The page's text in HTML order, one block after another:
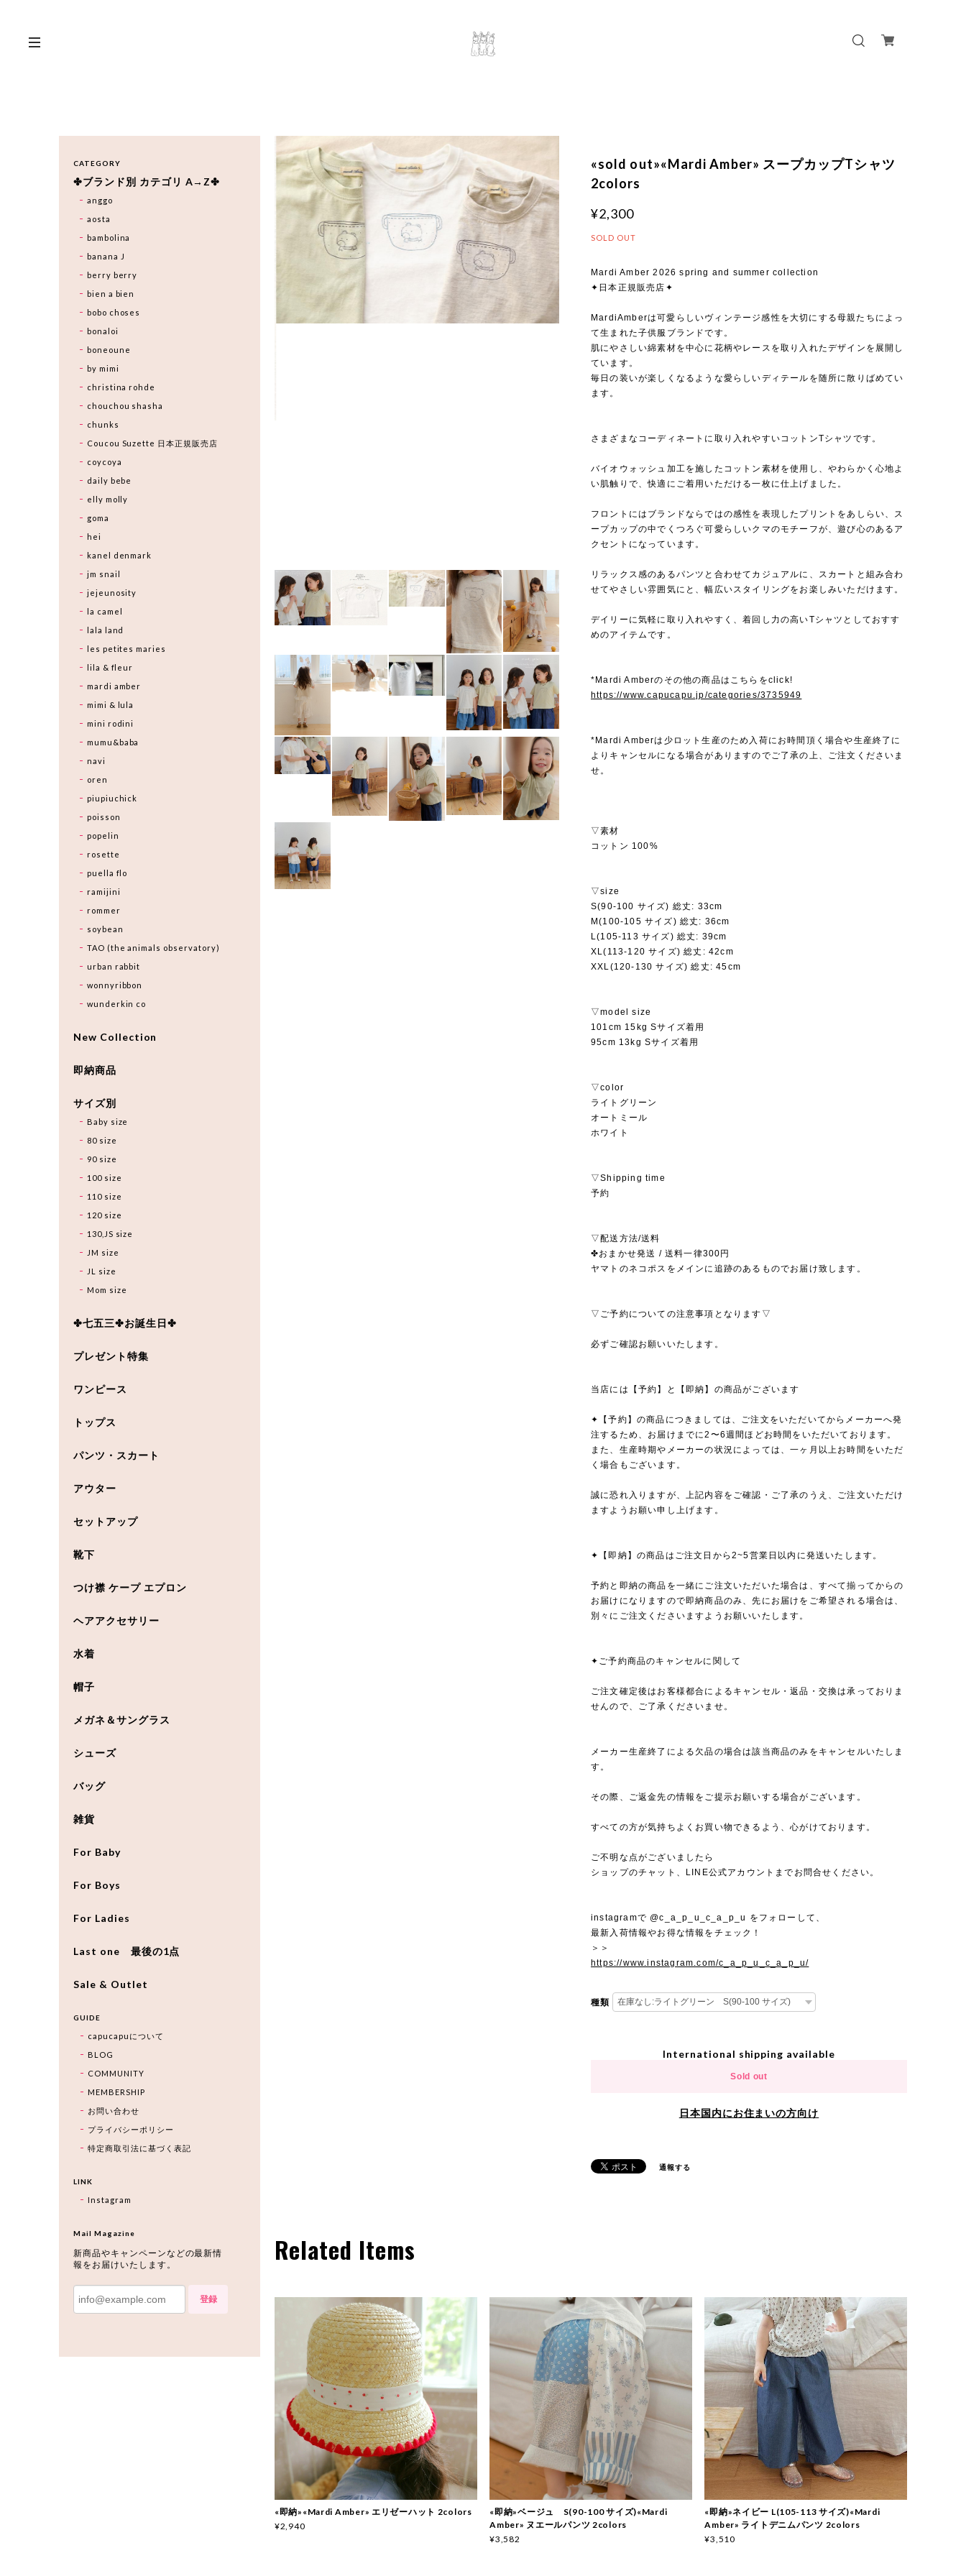
«sold out»«Mardi Amber» スープカップTシャツ
2colors
¥2,300
SOLD OUT
Mardi Amber 2026 spring and summer collection
✦日本正規販売店✦
MardiAmberは可愛らしいヴィンテージ感性を大切にする母親たちによっ
て生まれた子供服ブランドです。
肌にやさしい綿素材を中心に花柄やレースを取り入れたデザインを展開し
ています。
毎日の装いが楽しくなるような愛らしいディテールを随所に散りばめてい
ます。
さまざまなコーディネートに取り入れやすいコットンTシャツです。
バイオウォッシュ加工を施したコットン素材を使用し、やわらかく心地よ
い肌触りで、快適にご着用いただける一枚に仕上げました。
フロントにはブランドならではの感性を表現したプリントをあしらい、ス
ープカップの中でくつろぐ可愛らしいクマのモチーフが、遊び心のあるア
クセントになっています。
リラックス感のあるパンツと合わせてカジュアルに、スカートと組み合わ
せてやさしい雰囲気にと、幅広いスタイリングをお楽しみいただけます。
デイリーに気軽に取り入れやすく、着回し力の高いTシャツとしておすす
めのアイテムです。
*Mardi Amberのその他の商品はこちらをclick!
https://www.capucapu.jp/categories/3735949
*Mardi Amberは少ロット生産のため入荷にお時間頂く場合や生産終了に
よりキャンセルになる場合がありますのでご了承の上、ご注文くださいま
せ。
▽素材
コットン 100%
▽size
S(90-100 サイズ) 総丈: 33cm
M(100-105 サイズ) 総丈: 36cm
L(105-113 サイズ) 総丈: 39cm
XL(113-120 サイズ) 総丈: 42cm
XXL(120-130 サイズ) 総丈: 45cm
▽model size
101cm 15kg Sサイズ着用
95cm 13kg Sサイズ着用
▽color
ライトグリーン
オートミール
ホワイト
▽Shipping time
予約
▽配送方法/送料
✤おまかせ発送 / 送料一律300円
ヤマトのネコポスをメインに追跡のあるものでお届け致します。
▽ご予約についての注意事項となります▽
必ずご確認お願いいたします。
当店には【予約】と【即納】の商品がございます
✦【予約】の商品につきましては、ご注文をいただいてからメーカーへ発
注するため、お届けまでに2〜6週間ほどお時間をいただいております。
また、生産時期やメーカーの状況によっては、一ヶ月以上お時間をいただ
く場合もございます。
誠に恐れ入りますが、上記内容をご確認・ご了承のうえ、ご注文いただけ
ますようお願い申し上げます。
✦【即納】の商品はご注文日から2~5営業日以内に発送いたします。
予約と即納の商品を一緒にご注文いただいた場合は、すべて揃ってからの
お届けになりますので即納商品のみ、先にお届けをご希望される場合は、
別々にご注文くださいますようお願いいたします。
✦ご予約商品のキャンセルに関して
ご注文確定後はお客様都合によるキャンセル・返品・交換は承っておりま
せんので、ご了承くださいませ。
メーカー生産終了による欠品の場合は該当商品のみをキャンセルいたしま
す。
その際、ご返金先の情報をご提示お願いする場合がございます。
すべての方が気持ちよくお買い物できるよう、心がけております。
ご不明な点がございましたら
ショップのチャット、LINE公式アカウントまでお問合せください。
instagramで @c_a_p_u_c_a_p_u をフォローして、
最新入荷情報やお得な情報をチェック！
＞＞
https://www.instagram.com/c_a_p_u_c_a_p_u/
種類
International shipping available
Sold out
日本国内にお住まいの方向け
通報する
Related Items
«即納»«Mardi Amber» エリゼーハット 2colors
¥2,940
«即納»ベージュ S(90-100 サイズ)«Mardi
Amber» ヌエールパンツ 2colors
¥3,582
«即納»ネイビー L(105-113 サイズ)«Mardi
Amber» ライトデニムパンツ 2colors
¥3,510
CATEGORY
✤ブランド別 カテゴリ A→Z✤
anggo
aosta
bambolina
banana J
berry berry
bien a bien
bobo choses
bonaloi
boneoune
by mimi
christina rohde
chouchou shasha
chunks
Coucou Suzette 日本正規販売店
coycoya
daily bebe
elly molly
goma
hei
kanel denmark
jm snail
jejeunosity
la camel
lala land
les petites maries
lila & fleur
mardi amber
mimi & lula
mini rodini
mumu&baba
navi
oren
piupiuchick
poisson
popelin
rosette
puella flo
ramijini
rommer
soybean
TAO (the animals observatory)
urban rabbit
wonnyribbon
wunderkin co
New Collection
即納商品
サイズ別
Baby size
80 size
90 size
100 size
110 size
120 size
130,JS size
JM size
JL size
Mom size
✤七五三✤お誕生日✤
プレゼント特集
ワンピース
トップス
パンツ・スカート
アウター
セットアップ
靴下
つけ襟 ケープ エプロン
ヘアアクセサリー
水着
帽子
メガネ＆サングラス
シューズ
バッグ
雑貨
For Baby
For Boys
For Ladies
Last one 最後の1点
Sale & Outlet
GUIDE
capucapuについて
BLOG
COMMUNITY
MEMBERSHIP
お問い合わせ
プライバシーポリシー
特定商取引法に基づく表記
LINK
Instagram
Mail Magazine
新商品やキャンペーンなどの最新情
報をお届けいたします。
登録